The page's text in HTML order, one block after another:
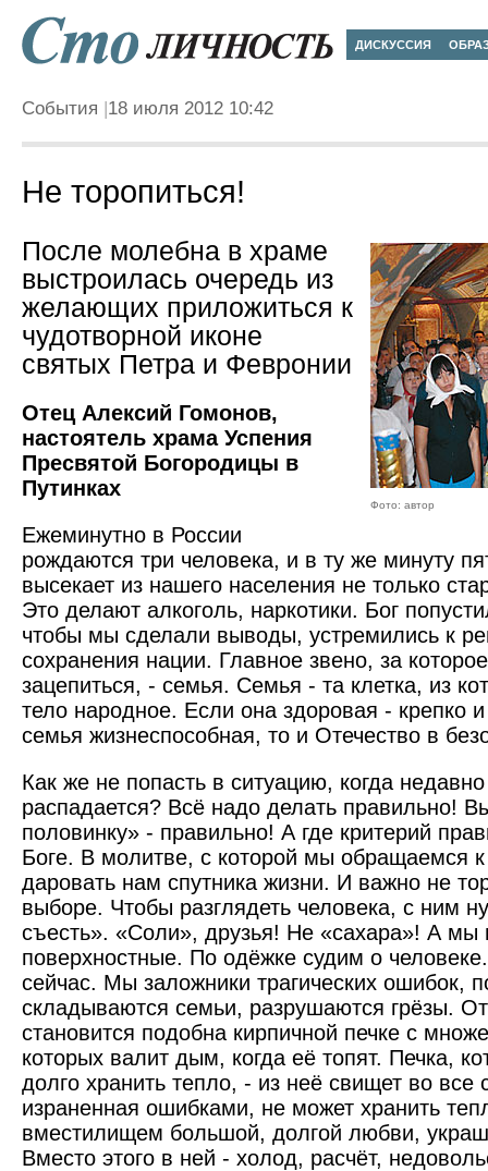
ДИСКУССИЯ
События 18 июля 2012 10:42
Не торопиться!
Фото: автор
После молебна в храме
выстроилась очередь из
желающих приложиться к
чудотворной иконе
святых Петра и Февронии
Отец Алексий Гомонов,
настоятель храма Успения
Пресвятой Богородицы в
Путинках
Ежеминутно в России
рождаются три человека, и в ту же минуту
высекает из нашего населения не только
Это делают алкоголь, наркотики. Бог
чтобы мы сделали выводы, устремились к
сохранения нации. Главное звено, за
зацепиться, - семья. Семья - та клетка, из
тело народное. Если она здоровая - крепко
семья жизнеспособная, то и Отечество в
Как же не попасть в ситуацию, когда
распадается? Всё надо делать правильно!
половинку» - правильно! А где критерий
Боге. В молитве, с которой мы обращаемся
даровать нам спутника жизни. И важно не
выборе. Чтобы разглядеть человека, с ним
съесть». «Соли», друзья! Не «сахара»! А мы
поверхностные. По одёжке судим о
сейчас. Мы заложники трагических ошибок,
складываются семьи, разрушаются грёзы.
становится подобна кирпичной печке с
которых валит дым, когда её топят. Печка,
долго хранить тепло, - из неё свищет во
израненная ошибками, не может хранить
вместилищем большой, долгой любви,
Вместо этого в ней - холод, расчёт,